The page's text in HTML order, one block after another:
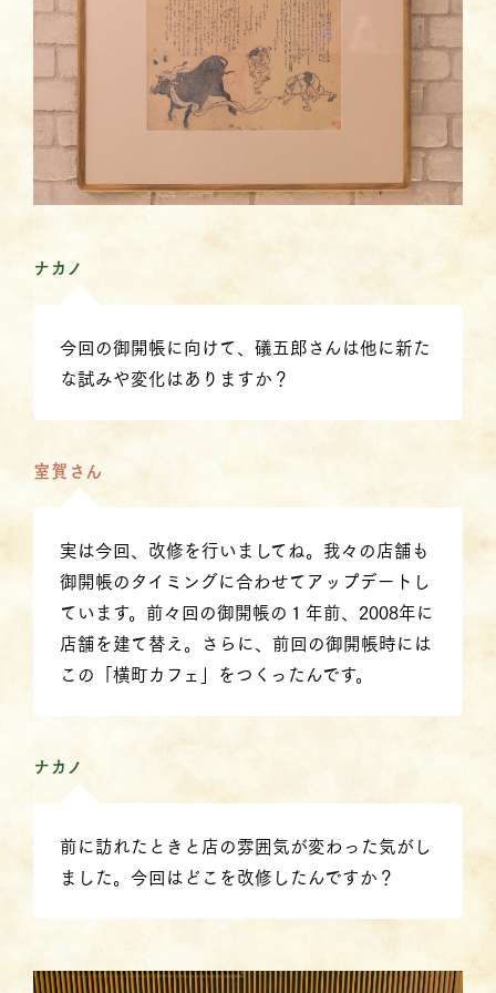
ナカノ
今回の御開帳に向けて、礒五郎さんは他に新た
な試みや変化はありますか？
室賀さん
実は今回、改修を行いましてね。我々の店舗も
御開帳のタイミングに合わせてアップデートし
ています。前々回の御開帳の１年前、2008年に
店舗を建て替え。さらに、前回の御開帳時には
この「横町カフェ」をつくったんです。
ナカノ
前に訪れたときと店の雰囲気が変わった気がし
ました。今回はどこを改修したんですか？